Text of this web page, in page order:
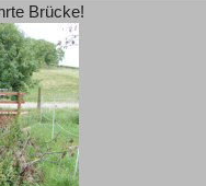
Brücke!